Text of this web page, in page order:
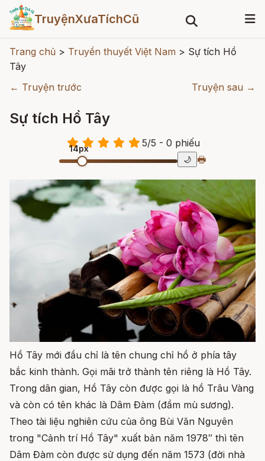
TruyệnXưaTíchCũ
Trang chủ > Truyền thuyết Việt Nam > Sự tích Hồ
Tây
← Truyện trước
Truyện sau →
Sự tích Hồ Tây
5/5 - 0 phiếu
14px
🌙 🖶
Hồ Tây mới đầu chỉ là tên chung chỉ hồ ở phía tây
bắc kinh thành. Gọi mãi trở thành tên riêng là Hồ Tây.
Trong dân gian, Hồ Tây còn được gọi là hồ Trâu Vàng
và còn có tên khác là Dâm Đàm (đầm mù sương).
Theo tài liệu nghiên cứu của ông Bùi Văn Nguyên
trong "Cảnh trí Hồ Tây" xuất bản năm 1978″ thì tên
Dâm Đàm còn được sử dụng đến năm 1573 (đời nhà